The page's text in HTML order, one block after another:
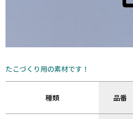
たこづくり用の素材です！
種類 品番